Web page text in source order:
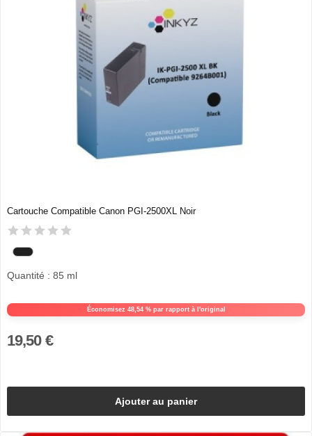
Cartouche Compatible Canon PGI-2500XL Noir
Économisez 48,54 % par rapport à l'original
Quantité : 85 ml
19,50 €
Ajouter au panier